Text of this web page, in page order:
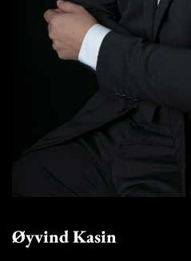
Øyvind Kasin